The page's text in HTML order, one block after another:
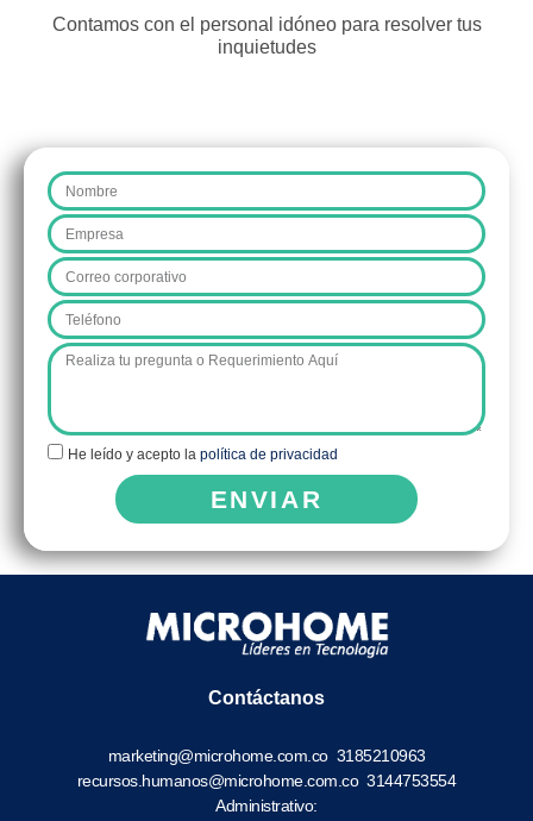
Contamos con el personal idóneo para resolver tus
inquietudes
He leído y acepto la política de privacidad
ENVIAR
Contáctanos
marketing@microhome.com.co 3185210963
recursos.humanos@microhome.com.co3144753554
Administrativo: